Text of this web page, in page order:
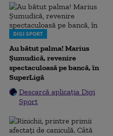
DIGI SPORT
Au bătut palma! Marius
Șumudică, revenire
spectaculoasă pe bancă, în
SuperLigă
Descarcă aplicația Digi
Sport